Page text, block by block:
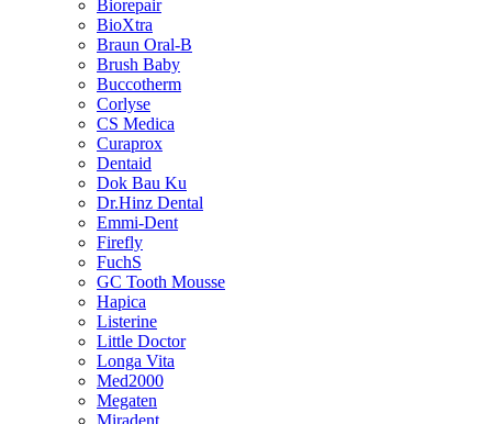
Biorepair
BioXtra
Braun Oral-B
Brush Baby
Buccotherm
Corlyse
CS Medica
Curaprox
Dentaid
Dok Bau Ku
Dr.Hinz Dental
Emmi-Dent
Firefly
FuchS
GC Tooth Mousse
Hapica
Listerine
Little Doctor
Longa Vita
Med2000
Megaten